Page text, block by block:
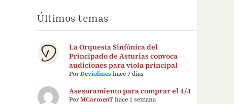
Últimos temas
La Orquesta Sinfónica del
Principado de Asturias convoca
audiciones para viola principal
PorDeviolines hace 7 días
Asesoramiento para comprar el 4/4
PorMCarmenT hace 1 semana